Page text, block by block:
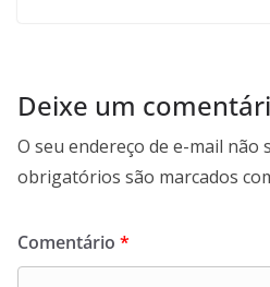
Deixe um
O seu endereço de e-mail não
obrigatórios são marcados
Comentário *